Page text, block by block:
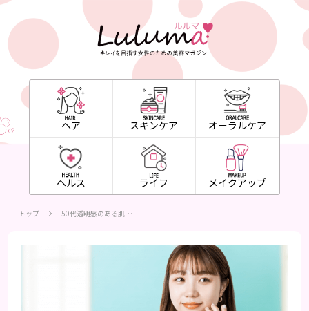
ヘア スキンケア オーラルケア
ヘルス ライフ メイクアップ
トップ 50代透明感のある肌…